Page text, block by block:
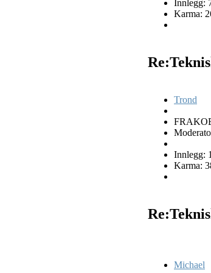
Innlegg:
Karma:
Trond
Innlegg:
Karma:
Michael